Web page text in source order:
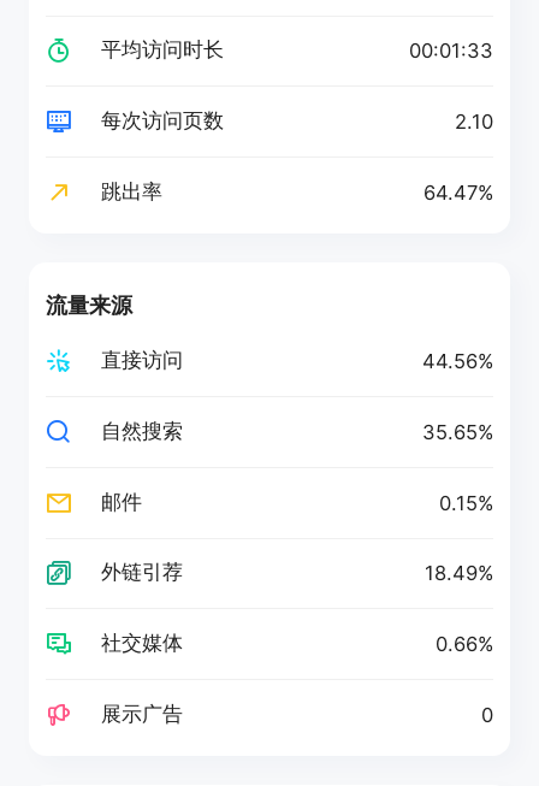
平均访问时长 00:01:33
每次访问页数 2.10
跳出率 64.47%
流量来源
直接访问 44.56%
自然搜索 35.65%
邮件 0.15%
外链引荐 18.49%
社交媒体 0.66%
展示广告 0